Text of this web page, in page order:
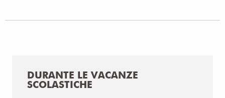
DURANTE LE VACANZE
SCOLASTICHE